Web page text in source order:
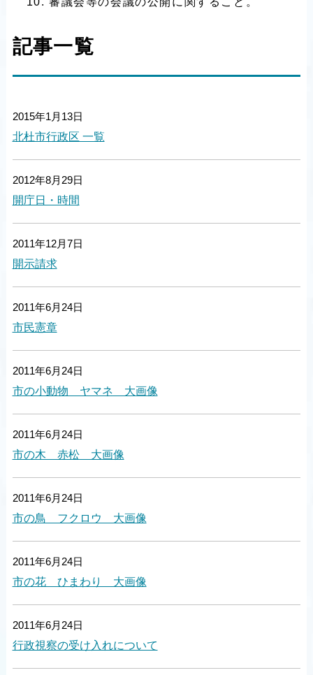
記事一覧
2015年1月13日
北杜市行政区 一覧
2012年8月29日
開庁日・時間
2011年12月7日
開示請求
2011年6月24日
市民憲章
2011年6月24日
市の小動物 ヤマネ 大画像
2011年6月24日
市の木 赤松 大画像
2011年6月24日
市の鳥 フクロウ 大画像
2011年6月24日
市の花 ひまわり 大画像
2011年6月24日
行政視察の受け入れについて